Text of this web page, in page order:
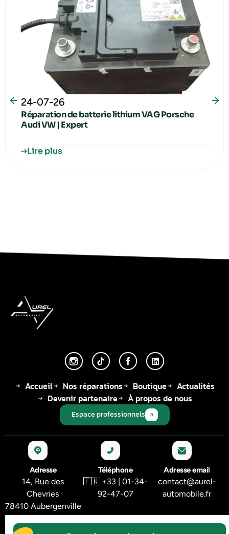
24-07-26
Réparation de batterie lithium VAG Porsche
Audi VW | Expert
Lire plus
Accueil Nos réparations Boutique
Actualités
Devenir partenaire
À propos de nous
Espace professionnels
Adresse
14, Rue des
Chevries
78410 Aubergenville
Téléphone
🇫🇷 +33 | 01-34-
92-47-07
Adresse email
contact@aurel-
automobile.fr
© 2026 Tous droits réservés - AUREL AUTOMOBILE